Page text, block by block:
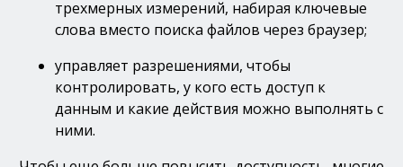
трехмерных измерений, набирая ключевые
слова вместо поиска файлов через браузер;
управляет разрешениями, чтобы
контролировать, у кого есть доступ к
данным и какие действия можно выполнять с
ними.